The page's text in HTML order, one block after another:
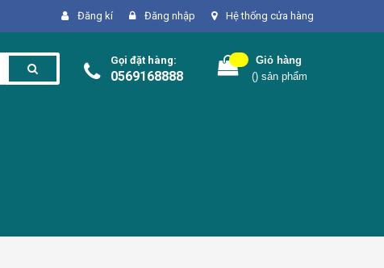
Đăng kí Đăng nhập Hệ thống cửa hàng
Gọi đặt hàng:
0569168888
Giỏ hàng
() sản phẩm